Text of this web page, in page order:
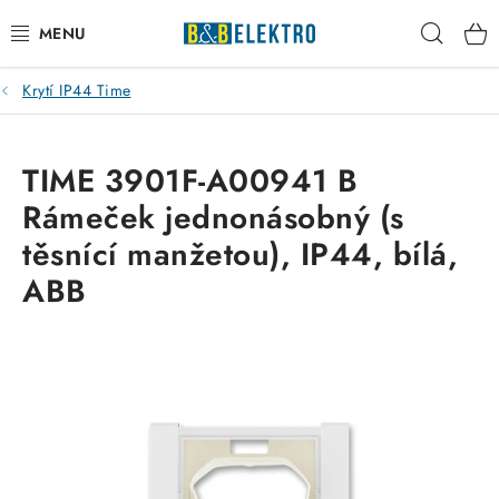
na
obsah
Reklamace / Vrácení zboží
Kontakty
VYTÁPĚNÍ
Krytí IP44 Time
TIME 3901F-A00941 B
Rámeček jednonásobný (s
těsnící manžetou), IP44, bílá,
ABB